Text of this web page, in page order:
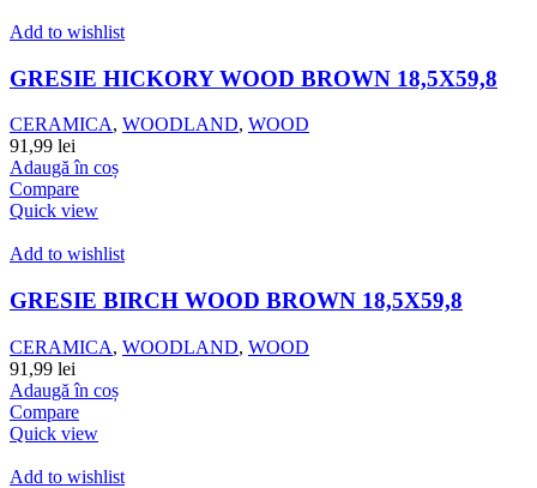
Add to wishlist
GRESIE HICKORY WOOD BROWN 18,5X59,8
CERAMICA, WOODLAND, WOOD
91,99 lei
Adaugă în coș
Compare
Quick view
Add to wishlist
GRESIE BIRCH WOOD BROWN 18,5X59,8
CERAMICA, WOODLAND, WOOD
91,99 lei
Adaugă în coș
Compare
Quick view
Add to wishlist